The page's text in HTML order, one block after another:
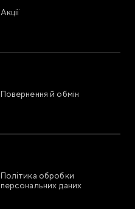
Акції
Повернення й обмін
Політика обробки
персональних даних